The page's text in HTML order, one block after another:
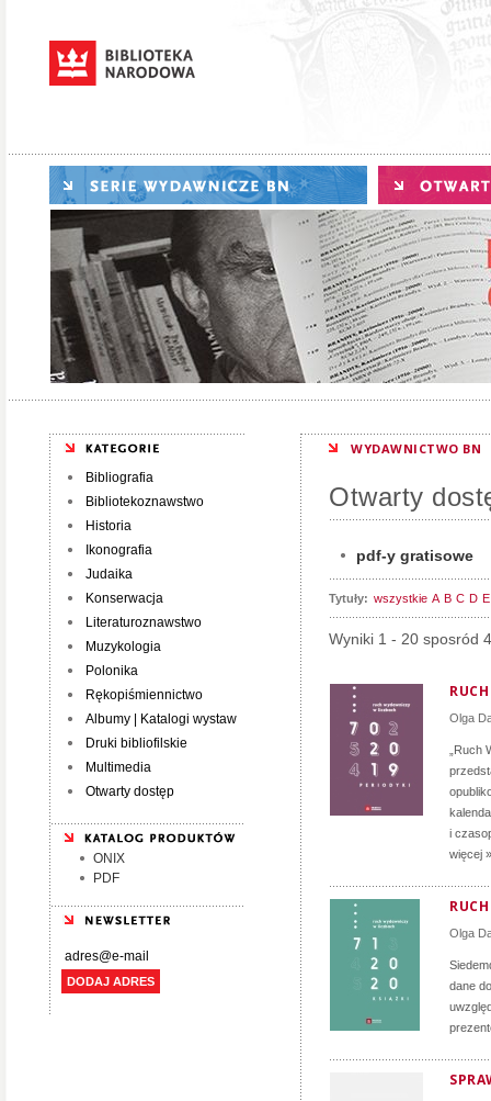
Bibliografia
Bibliotekoznawstwo
Historia
Ikonografia
Judaika
Konserwacja
Literaturoznawstwo
Muzykologia
Polonika
Rękopiśmiennictwo
Albumy | Katalogi wystaw
Druki bibliofilskie
Multimedia
Otwarty dostęp
ONIX
PDF
DODAJ ADRES
WYDAWNICTWO BN
Otwarty
pdf-y gratisowe
Tytuły: wszystkie A B C D E
Wyniki 1 - 20 sposród
Olga
i
więcej »
Olga
dane